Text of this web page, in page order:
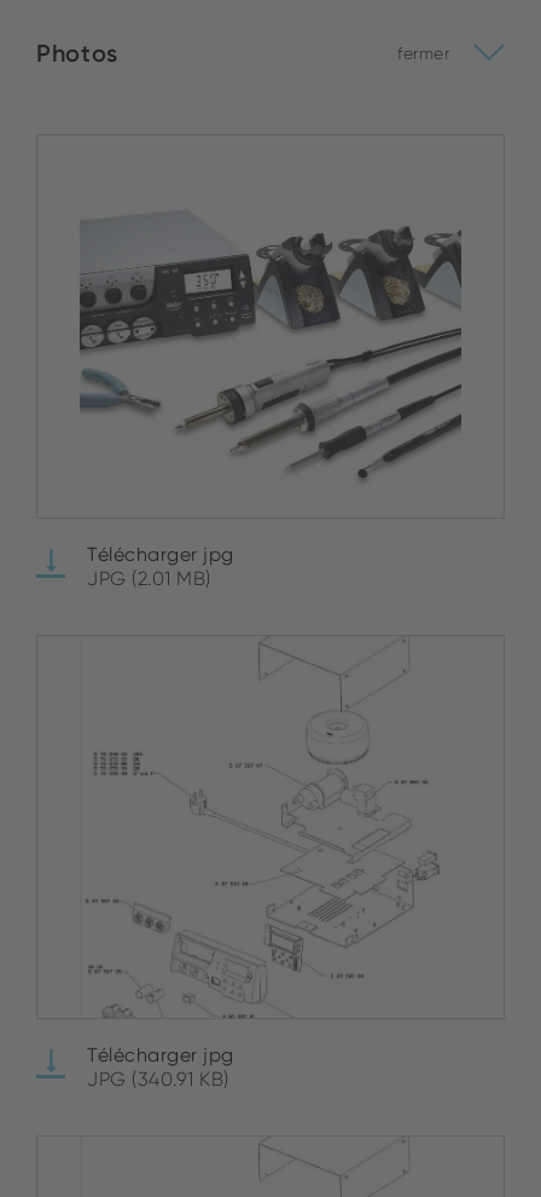
Photos fermer
Télécharger jpg
JPG (2.01 MB)
Télécharger jpg
JPG (340.91 KB)